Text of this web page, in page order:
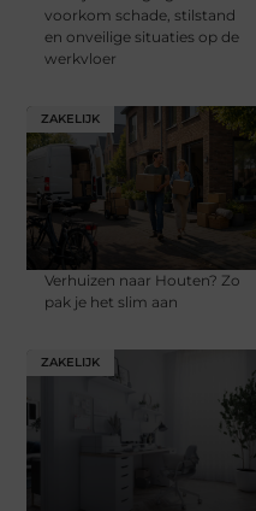
voorkom schade, stilstand
en onveilige situaties op de
werkvloer
ZAKELIJK
Verhuizen naar Houten? Zo
pak je het slim aan
ZAKELIJK